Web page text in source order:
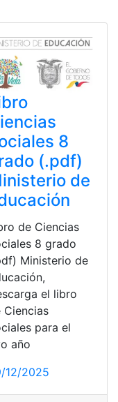
,Estudios sociales
8
(.pdf)
de
de Ciencias
8 grado
Ministerio de
el libro
Ciencias
para el
año
12/2025